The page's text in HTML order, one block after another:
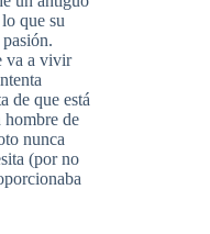
que su
va a vivir
de que está
hombre de
nunca
(por no